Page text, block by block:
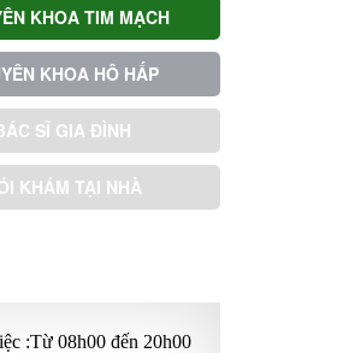
KHOA TIM MẠCH
KHOA HÔ HẤP
SĨ GIA ĐÌNH
KHÁM TẠI NHÀ
:Từ 08h00 đến 20h00